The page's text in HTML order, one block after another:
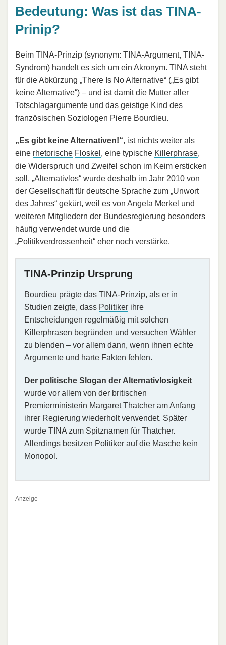
Bedeutung: Was ist das TINA-
Prinip?
Beim TINA-Prinzip (synonym: TINA-Argument, TINA-
Syndrom) handelt es sich um ein Akronym. TINA steht
für die Abkürzung „There Is No Alternative“ („Es gibt
keine Alternative“) – und ist damit die Mutter aller
Totschlagargumente und das geistige Kind des
französischen Soziologen Pierre Bourdieu.
„Es gibt keine Alternativen!“, ist nichts weiter als
eine rhetorische Floskel , eine typische Killerphrase,
die Widerspruch und Zweifel schon im Keim ersticken
soll. „Alternativlos“ wurde deshalb im Jahr 2010 von
der Gesellschaft für deutsche Sprache zum „Unwort
des Jahres“ gekürt, weil es von Angela Merkel und
weiteren Mitgliedern der Bundesregierung besonders
häufig verwendet wurde und die
„Politikverdrossenheit“ eher noch verstärke.
TINA-Prinzip Ursprung
Bourdieu prägte das TINA-Prinzip, als er in
Studien zeigte, dass Politiker ihre
Entscheidungen regelmäßig mit solchen
Killerphrasen begründen und versuchen Wähler
zu blenden – vor allem dann, wenn ihnen echte
Argumente und harte Fakten fehlen.
Der politische Slogan der Alternativlosigkeit
wurde vor allem von der britischen
Premierministerin Margaret Thatcher am Anfang
ihrer Regierung wiederholt verwendet. Später
wurde TINA zum Spitznamen für Thatcher.
Allerdings besitzen Politiker auf die Masche kein
Monopol.
Anzeige